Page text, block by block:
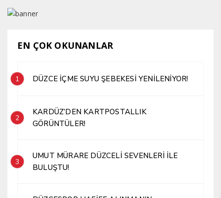
EN ÇOK OKUNANLAR
1 DÜZCE İÇME SUYU ŞEBEKESİ YENİLENİYOR!
2
KARDÜZ’DEN KARTPOSTALLIK
GÖRÜNTÜLER!
3
UMUT MÜRARE DÜZCELİ SEVENLERİ İLE
BULUŞTU!